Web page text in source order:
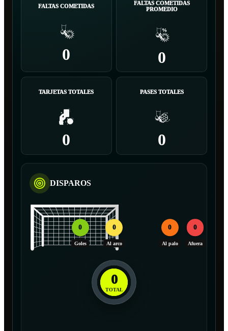
FALTAS COMETIDAS
0
FALTAS COMETIDAS
PROMEDIO
0
TARJETAS TOTALES
0
PASES TOTALES
0
DISPAROS
0
Goles
0
Al arco
0
Al palo
0
Afuera
0
TOTAL